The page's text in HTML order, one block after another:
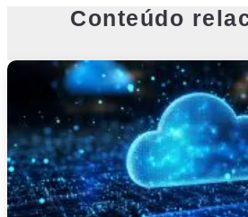
Conteúdo